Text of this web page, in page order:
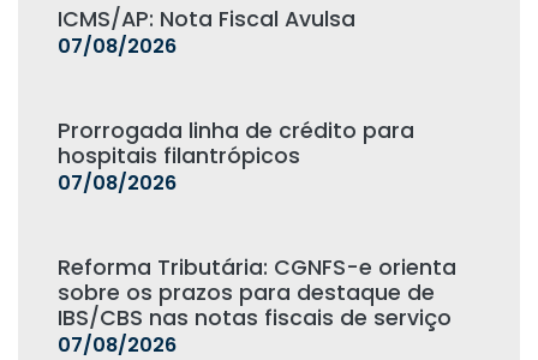
ICMS/AP: Nota Fiscal Avulsa
07/08/2026
Prorrogada linha de crédito para
hospitais filantrópicos
07/08/2026
Reforma Tributária: CGNFS-e orienta
sobre os prazos para destaque de
IBS/CBS nas notas fiscais de serviço
07/08/2026